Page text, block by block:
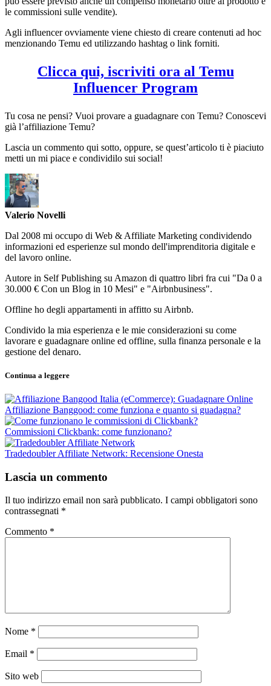
le commissioni sulle vendite).
Agli influencer ovviamente viene chiesto di creare contenuti ad hoc
menzionando Temu ed utilizzando hashtag o link forniti.
Clicca qui, iscriviti ora al Temu
Influencer Program
Tu cosa ne pensi? Vuoi provare a guadagnare con Temu? Conoscevi
già l’affiliazione Temu?
Lascia un commento qui sotto, oppure, se quest’articolo ti è piaciuto
metti un mi piace e condividilo sui social!
Valerio Novelli
Dal 2008 mi occupo di Web & Affiliate Marketing condividendo
informazioni ed esperienze sul mondo dell'imprenditoria digitale e
del lavoro online.
Autore in Self Publishing su Amazon di quattro libri fra cui "Da 0 a
30.000 € Con un Blog in 10 Mesi" e "Airbnbusiness".
Offline ho degli appartamenti in affitto su Airbnb.
Condivido la mia esperienza e le mie considerazioni su come
lavorare e guadagnare online ed offline, sulla finanza personale e la
gestione del denaro.
Continua a leggere
Affiliazione Banggood: come funziona e quanto si guadagna?
Commissioni Clickbank: come funzionano?
Tradedoubler Affiliate Network: Recensione Onesta
Lascia un commento
Il tuo indirizzo email non sarà pubblicato. I campi obbligatori sono
contrassegnati *
Commento *
Nome *
Email *
Sito web